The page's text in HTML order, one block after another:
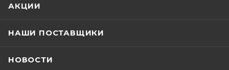
АКЦИИ
НАШИ ПОСТАВЩИКИ
НОВОСТИ